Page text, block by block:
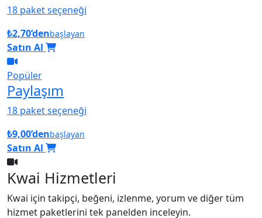
18 paket seçeneği
₺2,70’denbaşlayan
Satın Al
Popüler
Paylaşım
18 paket seçeneği
₺9,00’denbaşlayan
Satın Al
Kwai Hizmetleri
Kwai için takipçi, beğeni, izlenme, yorum ve diğer tüm
hizmet paketlerini tek panelden inceleyin.